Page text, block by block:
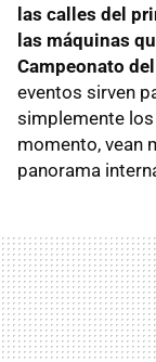
las calles del
las máquinas
Campeonato
eventos sirven
simplemente
momento, vean
panorama